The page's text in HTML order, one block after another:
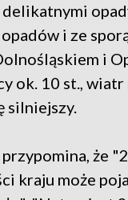
i ze
i
ok. 10 st.,
silniejszy.
że
kraju może